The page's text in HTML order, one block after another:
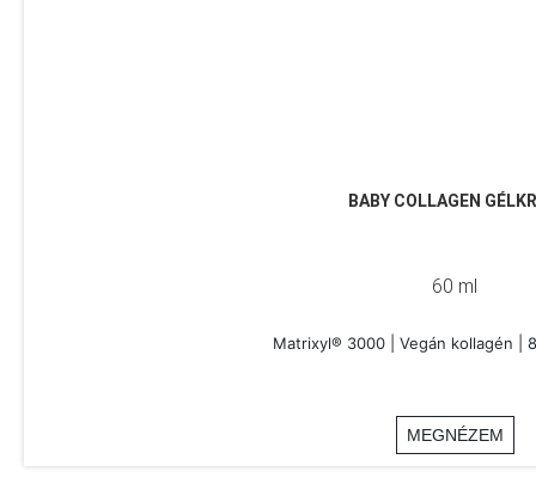
BABY COLLAGEN
60 ml
Matrixyl® 3000 | Vegán kollagén |
MEGNÉZEM